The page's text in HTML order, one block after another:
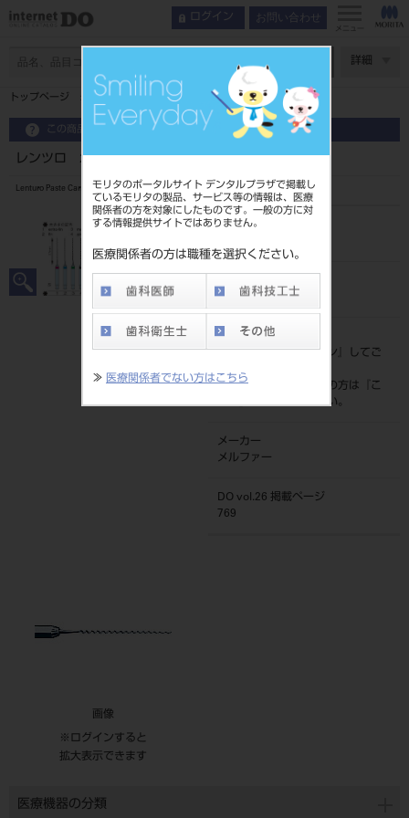
モリタのポータルサイト デンタルプラザで掲載し
ているモリタの製品、サービス等の情報は、医療
関係者の方を対象にしたものです。一般の方に対
する情報提供サイトではありません。
医療関係者の方は職種を選択ください。
≫ 医療関係者でない方はこちら
ログイン お問い合わせ
メニュー
詳細
トップページ レンツロ 25mm XL 4入 ＃1～4 ASS
この商品に関するお問い合わせ
レンツロ 25mm XL 4入 ＃1～4 ASS
Lenturo Paste Carrier
品目コード
4987741006439
標準価格
価格の確認は『ログイン
』してご
ネット会員登録がまだの方は『
こ
ちら』より登録ください。
メーカー
メルファー
DO vol.26 掲載ページ
769
画像
※ログインすると
拡大表示できます
医療機器の分類